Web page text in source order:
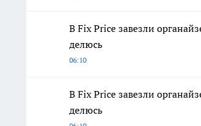
В Fix Price завезли
делюсь
06:10
В Fix Price завезли
делюсь